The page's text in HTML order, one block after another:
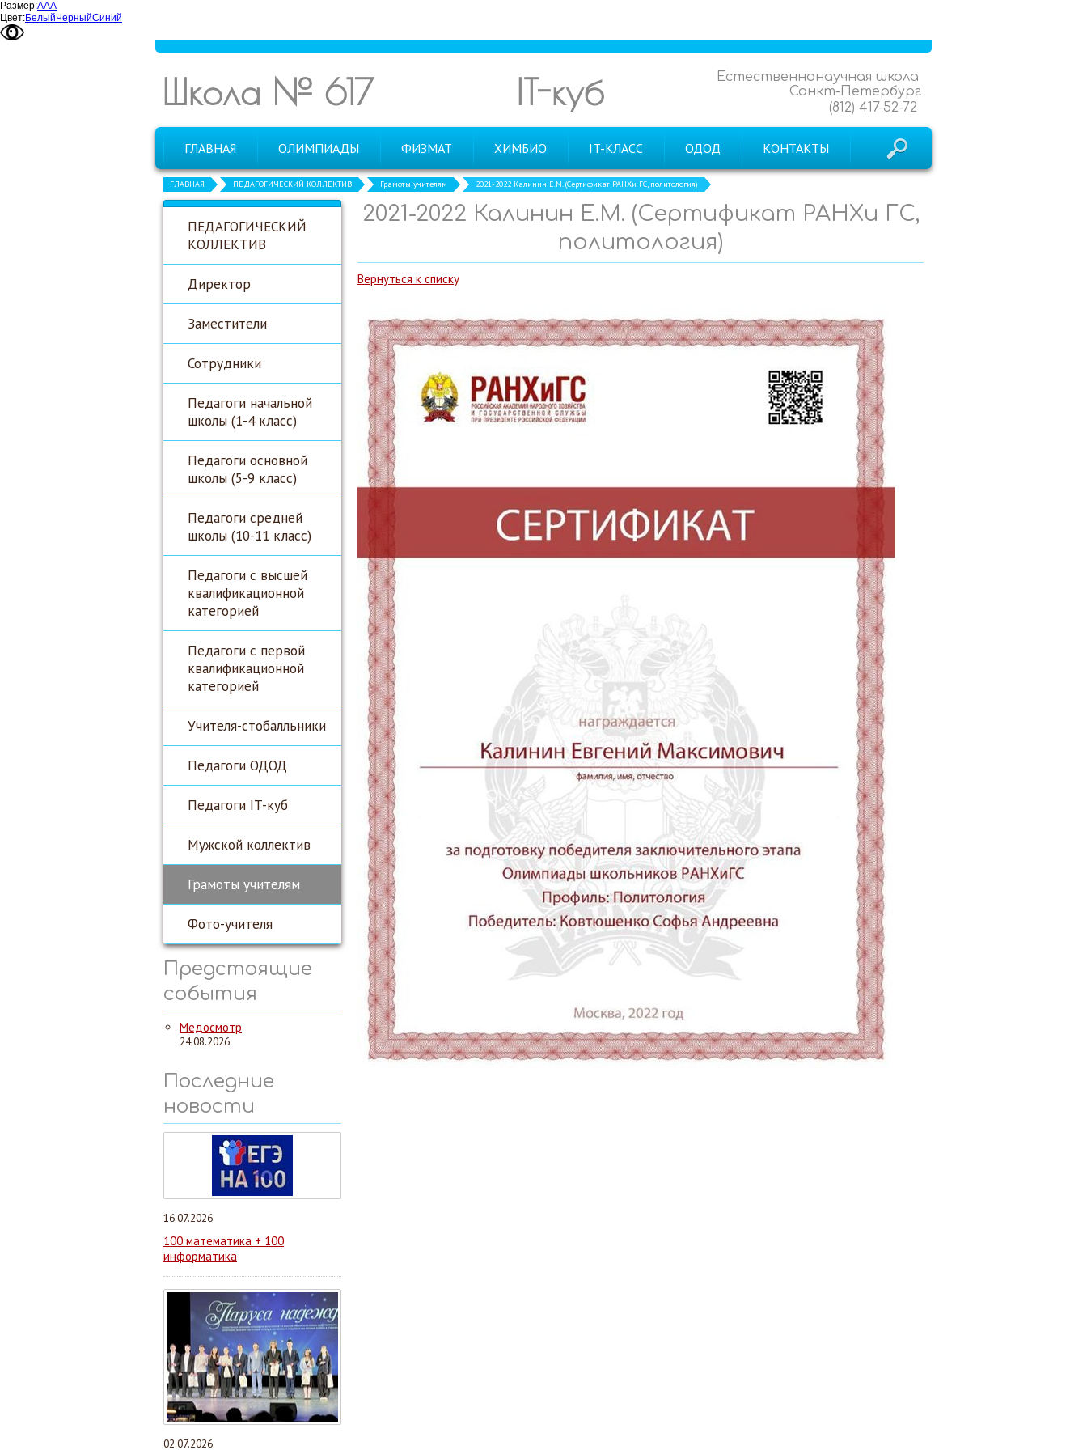
Размер:ААА
Цвет:БелыйЧерныйСиний
Школа № 617
Естественнонаучная школа
Санкт-Петербург
(812) 417-52-72
IT-куб
ГЛАВНАЯ ОЛИМПИАДЫ ФИЗМАТ ХИМБИО IT-КЛАСС ОДОД КОНТАКТЫ
ГЛАВНАЯ ПЕДАГОГИЧЕСКИЙ КОЛЛЕКТИВ Грамоты учителям 2021-2022 Калинин Е.М. (Сертификат РАНХи ГС, политология)
ПЕДАГОГИЧЕСКИЙ
КОЛЛЕКТИВ
Директор
Заместители
Сотрудники
Педагоги начальной
школы (1-4 класс)
Педагоги основной
школы (5-9 класс)
Педагоги средней
школы (10-11 класс)
Педагоги с высшей
квалификационной
категорией
Педагоги с первой
квалификационной
категорией
Учителя-стобалльники
Педагоги ОДОД
Педагоги IT-куб
Мужской коллектив
Грамоты учителям
Фото-учителя
Предстоящие
события
Медосмотр
24.08.2026
Последние
новости
16.07.2026
100 математика + 100
информатика
02.07.2026
2021-2022 Калинин Е.М. (Сертификат РАНХи ГС,
политология)
Вернуться к списку